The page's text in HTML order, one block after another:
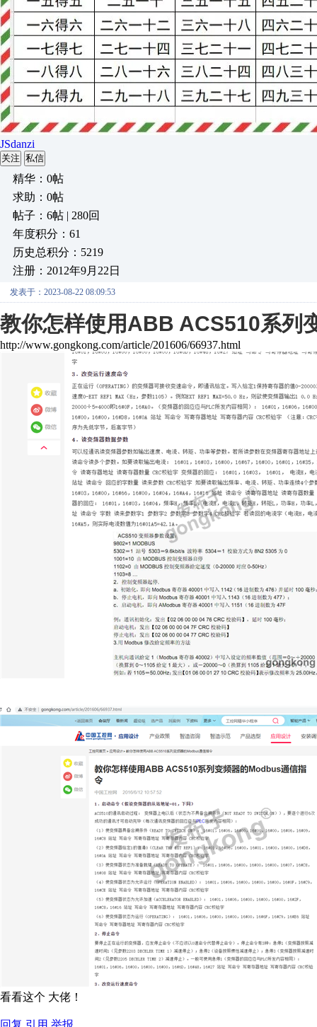
JSdanzi
关注 私信
精华：0帖
求助：0帖
帖子：6帖 | 280回
年度积分：61
历史总积分：5219
注册：2012年9月22日
发表于：2023-08-22 08:09:53
教你怎样使用ABB ACS510系列
http://www.gongkong.com/article/201606/66937.html
看看这个 大佬！
回复 引用 举报